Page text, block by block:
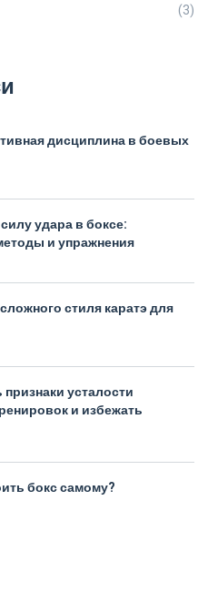
(3)
дисциплина в боевых
удара в боксе:
и упражнения
стиля каратэ для
признаки усталости
и избежать
бокс самому?